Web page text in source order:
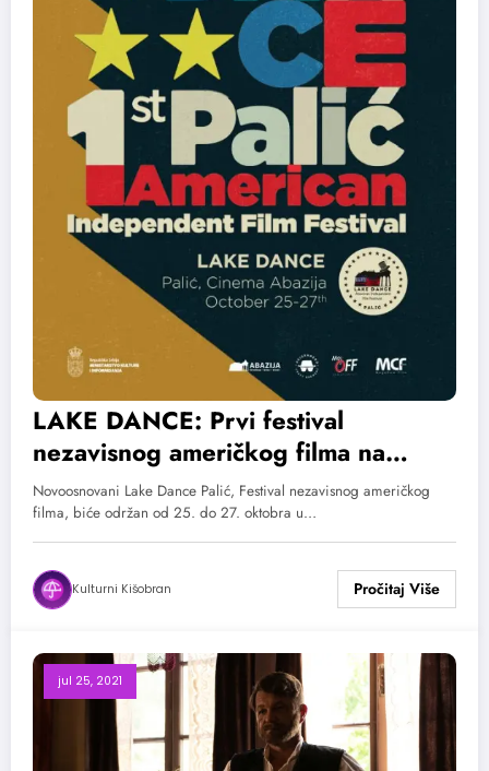
LAKE DANCE: Prvi festival
nezavisnog američkog filma na
Paliću
Novoosnovani Lake Dance Palić, Festival nezavisnog američkog
filma, biće održan od 25. do 27. oktobra u…
Kulturni Kišobran
jul 25, 2021